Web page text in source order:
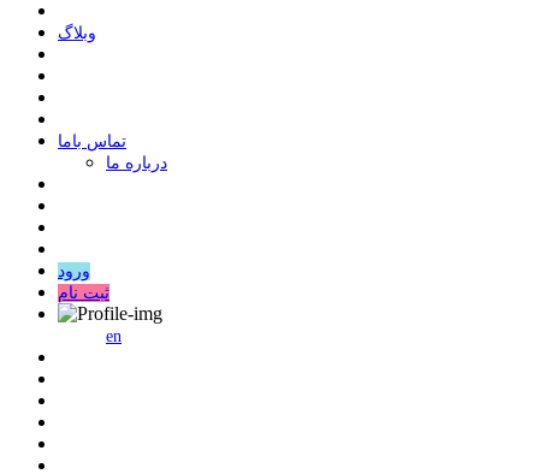
وبلاگ
ﺗﻤﺎﺱ ﺑﺎﻣﺎ
درباره ما
ورود
ثبت نام
en